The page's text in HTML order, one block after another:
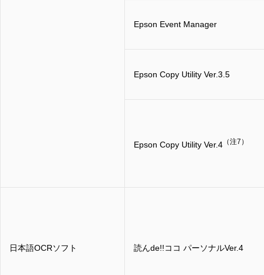
Epson Event Manager
Epson Copy Utility Ver.3.5
Epson Copy Utility Ver.4 （注7）
日本語OCRソフト 読んde!!ココ パーソナルVer.4